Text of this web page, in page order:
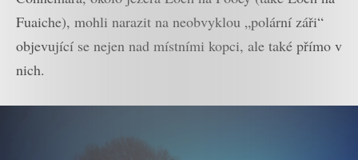
Fuaiche), mohli narazit na neobvyklou „polární záři“
objevující se nejen nad místními kopci, ale také přímo v
nich.